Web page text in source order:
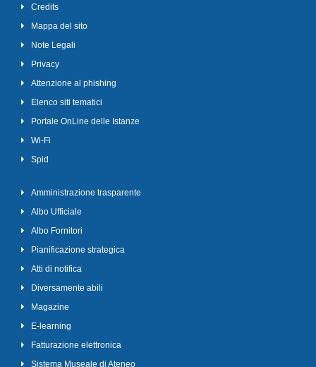
Credits
Mappa del sito
Note Legali
Privacy
Attenzione al phishing
Elenco siti tematici
Portale OnLine delle Istanze
Wi-Fi
Spid
Amministrazione trasparente
Albo Ufficiale
Albo Fornitori
Pianificazione strategica
Atti di notifica
Diversamente abili
Magazine
E-learning
Fatturazione elettronica
Sistema Museale di Ateneo